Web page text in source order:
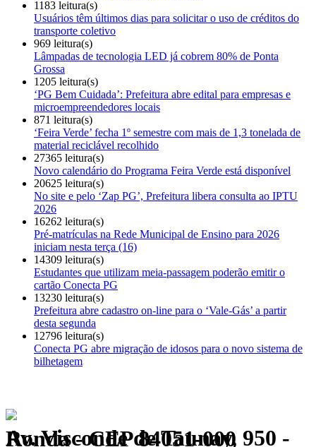
1183 leitura(s)
Usuários têm últimos dias para solicitar o uso de créditos do
transporte coletivo
969 leitura(s)
Lâmpadas de tecnologia LED já cobrem 80% de Ponta
Grossa
1205 leitura(s)
‘PG Bem Cuidada’: Prefeitura abre edital para empresas e
microempreendedores locais
871 leitura(s)
‘Feira Verde’ fecha 1º semestre com mais de 1,3 tonelada de
material reciclável recolhido
27365 leitura(s)
Novo calendário do Programa Feira Verde está disponível
20625 leitura(s)
No site e pelo ‘Zap PG’, Prefeitura libera consulta ao IPTU
2026
16262 leitura(s)
Pré-matrículas na Rede Municipal de Ensino para 2026
iniciam nesta terça (16)
14309 leitura(s)
Estudantes que utilizam meia-passagem poderão emitir o
cartão Conecta PG
13230 leitura(s)
Prefeitura abre cadastro on-line para o ‘Vale-Gás’ a partir
desta segunda
12796 leitura(s)
Conecta PG abre migração de idosos para o novo sistema de
bilhetagem
Av. Visconde de Taunay, 950 - Ronda - CEP 84051-000